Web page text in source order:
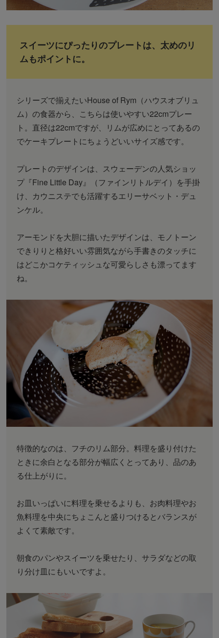
スイーツにぴったりのプレートは、太めのリ
ムもポイントに。
シリーズで揃えたいHouse of Rym（ハウスオブリュ
ム）の食器から、こちらは使いやすい22cmプレー
ト。直径は22cmですが、リムが広めにとってあるの
でケーキプレートにちょうどいいサイズ感です。
プレートのデザインは、スウェーデンの人気ショッ
プ『Fine Little Day』（ファインリトルデイ）を手掛
け、カウニステでも活躍するエリーサベット・デュ
ンケル。
アーモンドを大胆に描いたデザインは、モノトーン
できりりと格好いい雰囲気ながら手書きのタッチに
はどこかコケティッシュな可愛らしさも漂ってます
ね。
特徴的なのは、フチのリム部分。料理を盛り付けた
ときに余白となる部分が幅広くとってあり、品のあ
る仕上がりに。
お皿いっぱいに料理を乗せるよりも、お肉料理やお
魚料理を中央にちょこんと盛りつけるとバランスが
よくて素敵です。
朝食のパンやスイーツを乗せたり、サラダなどの取
り分け皿にもいいですよ。